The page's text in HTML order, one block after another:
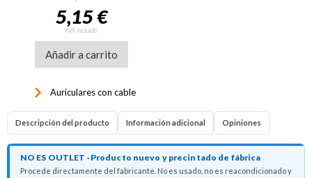
5,15 €
IVA incluido
Añadir a carrito
keyboard_arrow_right Auriculares con cable
Descripción del producto Información adicional Opiniones
NO ES OUTLET · Producto nuevo y precintado de fábrica
Procede directamente del fabricante. No es usado, no es reacondicionado y